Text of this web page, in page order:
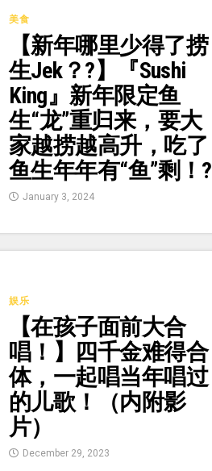
美食
【新年哪里少得了捞
生Jek？?】『Sushi
King』新年限定鱼
生“龙”重归来，要大
家越捞越高升，吃了
鱼生年年有“鱼”剩！?
January 3, 2024
娱乐
【在孩子面前大合
唱！】四千金难得合
体，一起唱当年唱过
的儿歌！（内附影
片）
December 29, 2023